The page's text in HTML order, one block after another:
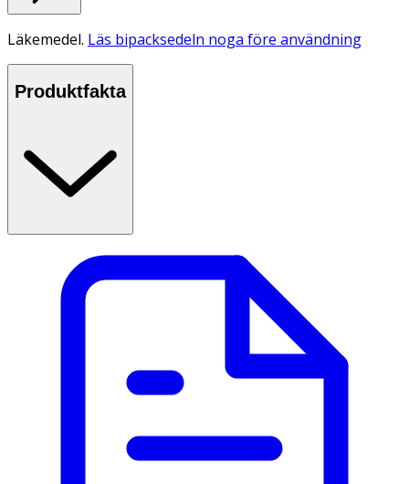
Läkemedel. Läs bipacksedeln noga före användning
Produktfakta